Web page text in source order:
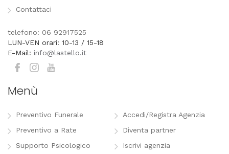
Contattaci
telefono: 06 92917525
LUN-VEN orari: 10-13 / 15-18
E-Mail: info@lastello.it
Menù
Preventivo Funerale
Preventivo a Rate
Supporto Psicologico
Accedi/Registra Agenzia
Diventa partner
Iscrivi agenzia